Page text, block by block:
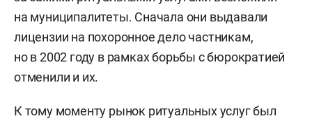
на муниципалитеты. Сначала они выдавали
лицензии на похоронное дело частникам,
но в 2002 году в рамках борьбы с бюрократией
отменили и их.
К тому моменту рынок ритуальных услуг был